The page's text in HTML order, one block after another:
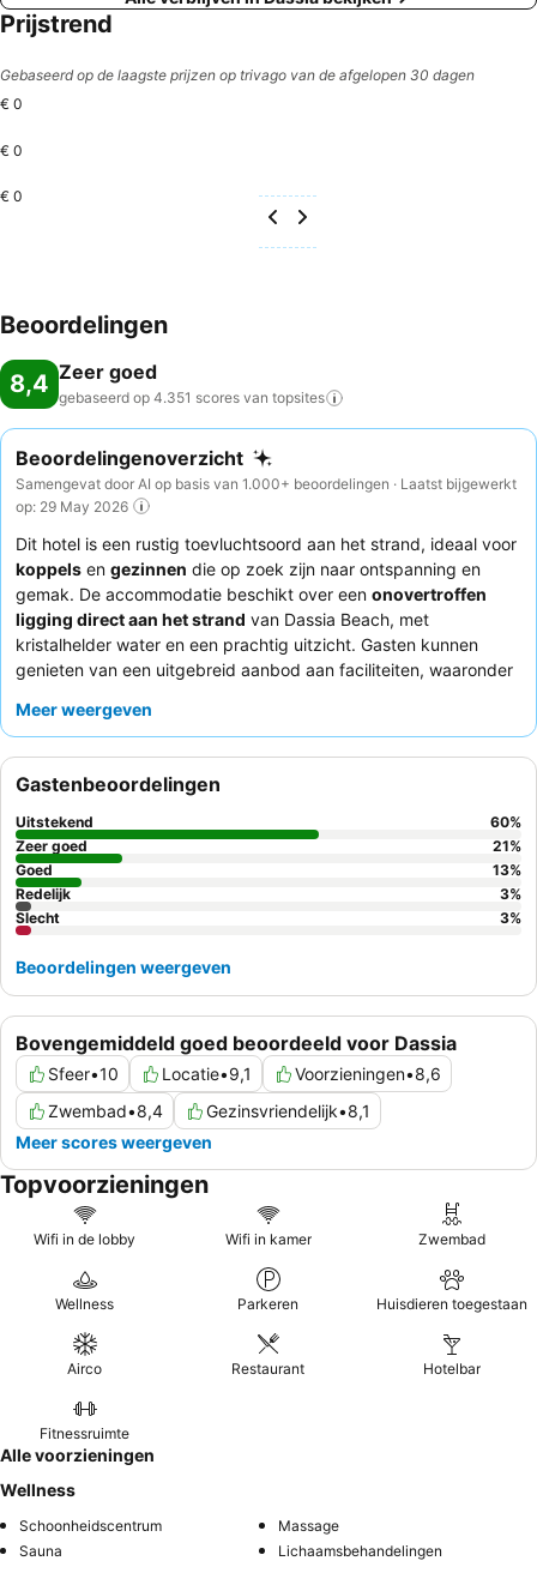
Prijstrend
Gebaseerd op de laagste prijzen op trivago van de afgelopen 30 dagen
€ 0
€ 0
€ 0
Beoordelingen
8,4 Zeer goed
gebaseerd op 4.351 scores van topsites
Beoordelingenoverzicht
Samengevat door AI op basis van 1.000+ beoordelingen · Laatst bijgewerkt
op: 29 May 2026
Dit hotel is een rustig toevluchtsoord aan het strand, ideaal voor
koppels en gezinnen die op zoek zijn naar ontspanning en
gemak. De accommodatie beschikt over een onovertroffen
ligging direct aan het strand van Dassia Beach, met
kristalhelder water en een prachtig uitzicht. Gasten kunnen
genieten van een uitgebreid aanbod aan faciliteiten, waaronder
kinderbad) en een
ontbijtbuffet
specialiteiten, worden steevast geprezen. Voor wie van een
beter uitzicht wil genieten, is een kamer met een
ruim balkon
met uitzicht op zee een absolute aanrader.
Meer weergeven
Bovengemiddeld goed beoordeeld voor Dassia
Sfeer•10 Locatie•9,1 Voorzieningen•8,6
Zwembad•8,4 Gezinsvriendelijk•8,1
Meer scores weergeven
Gastenbeoordelingen
Uitstekend 60%
Zeer goed
21%
Goed
13%
Redelijk
3%
Slecht
3%
Beoordelingen weergeven
Topvoorzieningen
Wifi in de lobby Wifi in kamer Zwembad
Wellness Parkeren Huisdieren toegestaan
Airco Restaurant Hotelbar
Fitnessruimte
Alle voorzieningen
Wellness
Schoonheidscentrum
Massage
Sauna
Lichaamsbehandelingen